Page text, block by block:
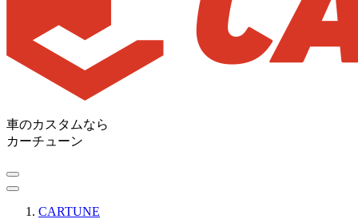
車のカスタムなら
カーチューン
CARTUNE